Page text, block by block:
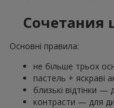
Сочетания
Основні правила:
не більше трьох
пастель + яскраві
близькі відтінки —
контрасти — для